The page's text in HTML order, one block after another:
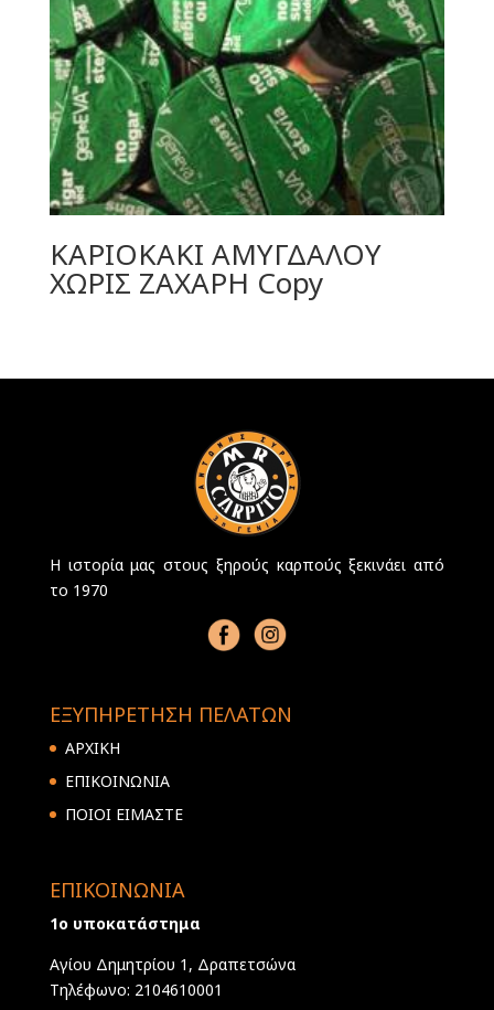
ΚΑΡΙΟΚΑΚΙ ΑΜΥΓΔΑΛΟΥ
ΧΩΡΙΣ ΖΑΧΑΡΗ Copy
Η ιστορία μας στους ξηρούς καρπούς ξεκινάει από
το 1970
ΕΞΥΠΗΡΕΤΗΣΗ ΠΕΛΑΤΩΝ
ΑΡΧΙΚΗ
ΕΠΙΚΟΙΝΩΝΙΑ
ΠΟΙΟΙ ΕΙΜΑΣΤΕ
ΕΠΙΚΟΙΝΩΝΙΑ
1ο υποκατάστημα
Αγίου Δημητρίου 1, Δραπετσώνα
Τηλέφωνο: 2104610001